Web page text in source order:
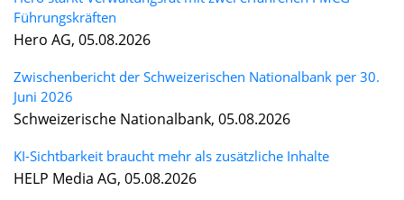
Führungskräften
Hero AG, 05.08.2026
Zwischenbericht der Schweizerischen Nationalbank per 30.
Juni 2026
Schweizerische Nationalbank, 05.08.2026
KI-Sichtbarkeit braucht mehr als zusätzliche Inhalte
HELP Media AG, 05.08.2026